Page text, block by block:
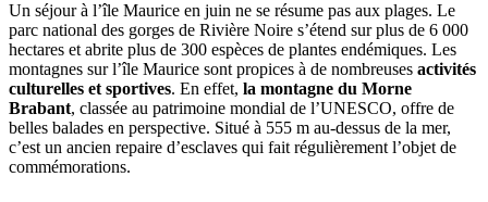
Un séjour à l’île Maurice en juin ne se résume pas aux plages. Le
parc national des gorges de Rivière Noire s’étend sur plus de 6 000
hectares et abrite plus de 300 espèces de plantes endémiques. Les
montagnes sur l’île Maurice sont propices à de nombreuses activités
culturelles et sportives. En effet, la montagne du Morne
Brabant, classée au patrimoine mondial de l’UNESCO, offre de
belles balades en perspective. Situé à 555 m au-dessus de la mer,
c’est un ancien repaire d’esclaves qui fait régulièrement l’objet de
commémorations.